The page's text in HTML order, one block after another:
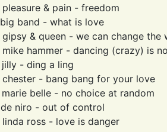
& pain - freedom
big band - what is love
gipsy & queen - we can change the
mike hammer - dancing (crazy) is
jilly - ding a ling
chester - bang bang for your love
marie belle - no choice at random
de niro - out of control
linda ross - love is danger